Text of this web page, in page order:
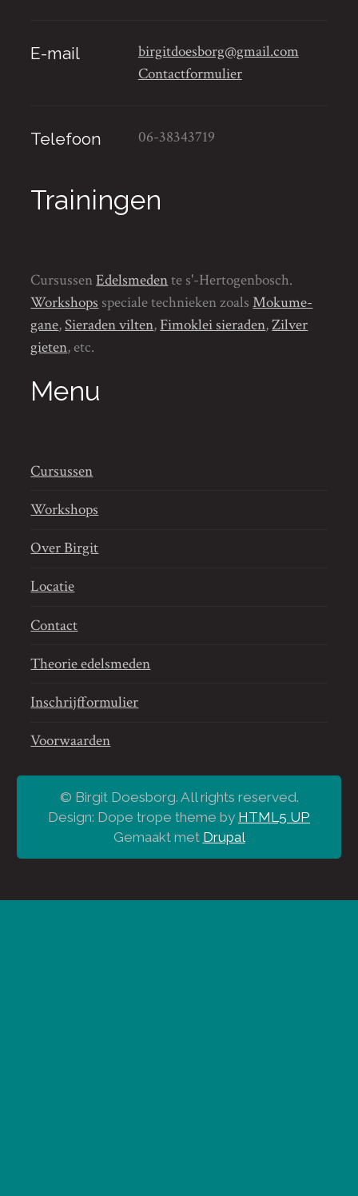
E-mail
birgitdoesborg@gmail.com
Contactformulier
Telefoon 06-38343719
Trainingen
CursussenEdelsmedente s'-Hertogenbosch.
Workshopsspeciale technieken zoalsMokume-
gane,Sieraden vilten,Fimoklei sieraden,Zilver
gieten, etc.
Menu
Cursussen
Workshops
Over Birgit
Locatie
Contact
Theorie edelsmeden
Inschrijfformulier
Voorwaarden
© Birgit Doesborg. All rights reserved.
Design: Dope trope theme by HTML5 UP
Gemaakt met Drupal